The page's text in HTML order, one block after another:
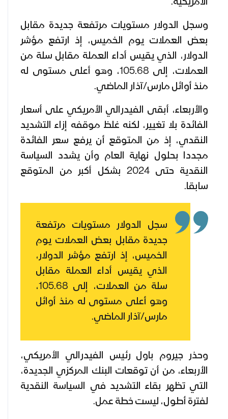
وسجل الدولار مستويات مرتفعة جديدة مقابل
بعض العملات يوم الخميس، إذ ارتفع مؤشر
الدولار، الذي يقيس أداء العملة مقابل سلة من
العملات، إلى 105.68، وهو أعلى مستوى له
منذ أوائل مارس/آذار الماضي.
والأربعاء، أبقى الفيدرالي الأمريكي على أسعار
الفائدة بلا تغيير، لكنه غلظ موقفه إزاء التشديد
النقدي، إذ من المتوقع أن يرفع سعر الفائدة
مجددا بحلول نهاية العام وأن يشدد السياسة
النقدية حتى 2024 بشكل أكبر من المتوقع
سابقا.
سجل الدولار مستويات مرتفعة
جديدة مقابل بعض العملات يوم
الخميس، إذ ارتفع مؤشر الدولار،
الذي يقيس أداء العملة مقابل
سلة من العملات، إلى 105.68،
وهو أعلى مستوى له منذ أوائل
مارس/آذار الماضي.
وحذر جيروم باول رئيس الفيدرالي الأمريكي،
الأربعاء، من أن توقعات البنك المركزي الجديدة،
التي تظهر بقاء التشديد في السياسة النقدية
لفترة أطول، ليست خطة عمل.